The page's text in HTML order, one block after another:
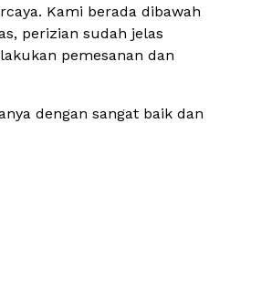
Kami berada dibawah
perizian sudah jelas
pemesanan dan
dengan sangat baik dan